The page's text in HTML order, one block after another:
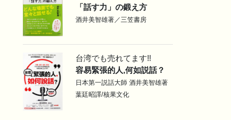
「話す力」の鍛え方
酒井美智雄著／三笠書房
台湾でも売れてます!!
容易緊張的人,何如説話？
日本第一説話大師 酒井美智雄著
葉廷昭譯/核果文化